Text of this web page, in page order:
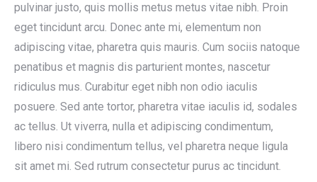
pulvinar justo, quis mollis metus metus vitae nibh. Proin
eget tincidunt arcu. Donec ante mi, elementum non
adipiscing vitae, pharetra quis mauris. Cum sociis natoque
penatibus et magnis dis parturient montes, nascetur
ridiculus mus. Curabitur eget nibh non odio iaculis
posuere. Sed ante tortor, pharetra vitae iaculis id, sodales
ac tellus. Ut viverra, nulla et adipiscing condimentum,
libero nisi condimentum tellus, vel pharetra neque ligula
sit amet mi. Sed rutrum consectetur purus ac tincidunt.